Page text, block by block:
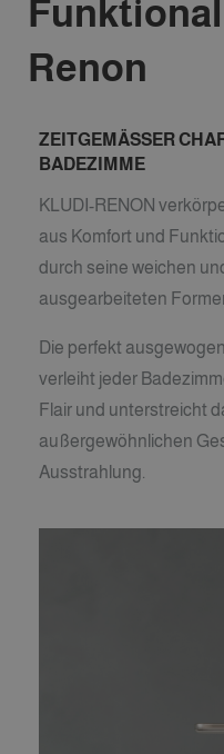
Renon
ZEITGEMÄSSER
BADEZIMME
KLUDI-RENON
aus Komfort und
durch seine weichen
ausgearbeiteten
Die perfekt
verleiht jeder
Flair und unterstreicht
außergewöhnlichen
Ausstrahlung.